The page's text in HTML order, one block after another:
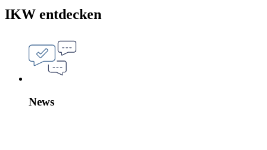
IKW entdecken
News